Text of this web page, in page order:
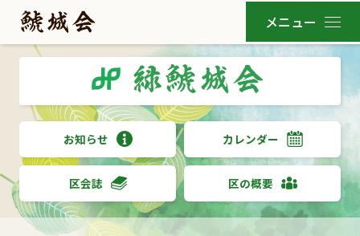
お知らせ カレンダー
区会誌 区の概要